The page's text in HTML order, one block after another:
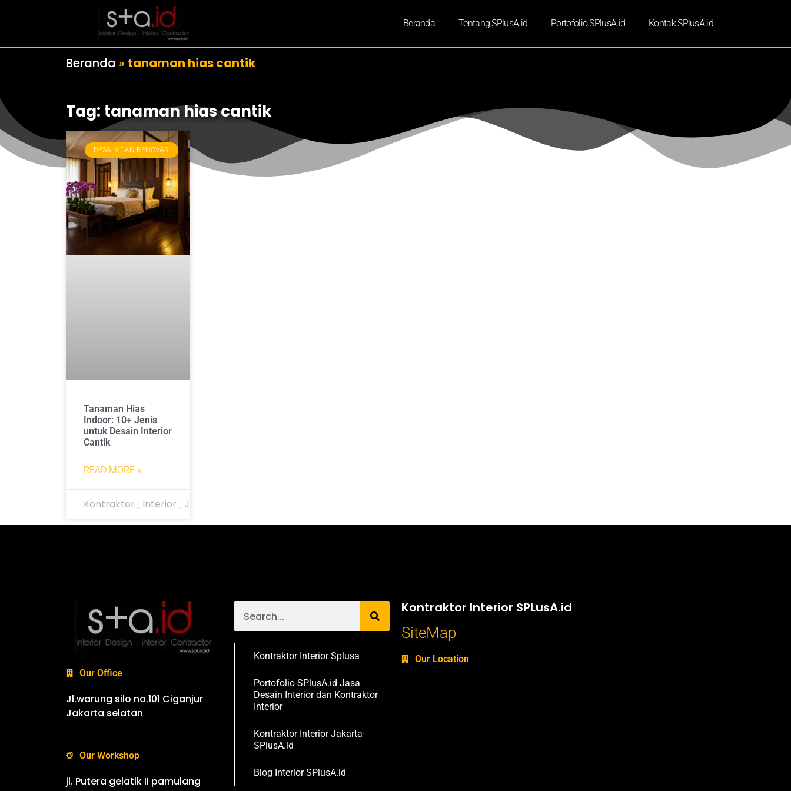
Beranda Tentang SPlusA.id Portofolio SPlusA.id Kontak SPlusA.id
Beranda » tanaman hias cantik
Tag: tanaman hias cantik
DESAIN DAN RENOVASI
Tanaman Hias
Indoor: 10+ Jenis
untuk Desain Interior
Cantik
READ MORE »
Kontraktor_Interior_Jakarta
Our Office
Jl.warung silo no.101 Ciganjur
Jakarta selatan
Our Workshop
jl. Putera gelatik II pamulang
Kontraktor Interior Splusa
Portofolio SPlusA.id Jasa
Desain Interior dan Kontraktor
Interior
Kontraktor Interior Jakarta-
SPlusA.id
Blog Interior SPlusA.id
Kontraktor Interior SPLusA.id
SiteMap
Our Location